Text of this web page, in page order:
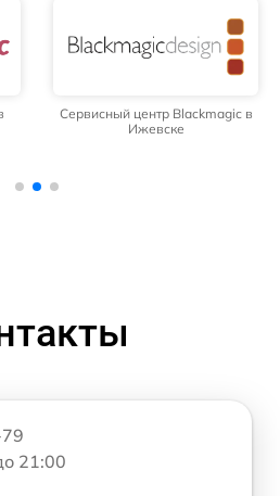
Сервисный центр Blackmagic в
Ижевске
21:00